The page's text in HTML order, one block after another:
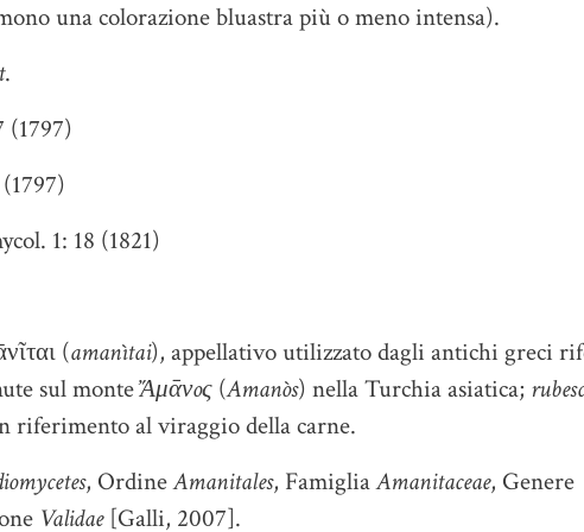
una colorazione bluastra più o meno intensa).
.
(1797)
1: 18 (1821)
(amanìtai), appellativo utilizzato dagli antichi greci
sul monteἌμᾱνoς (Amanòs) nella Turchia asiatica;
riferimento al viraggio della carne.
, OrdineAmanitales, FamigliaAmanitaceae, Genere
Validae [Galli, 2007].